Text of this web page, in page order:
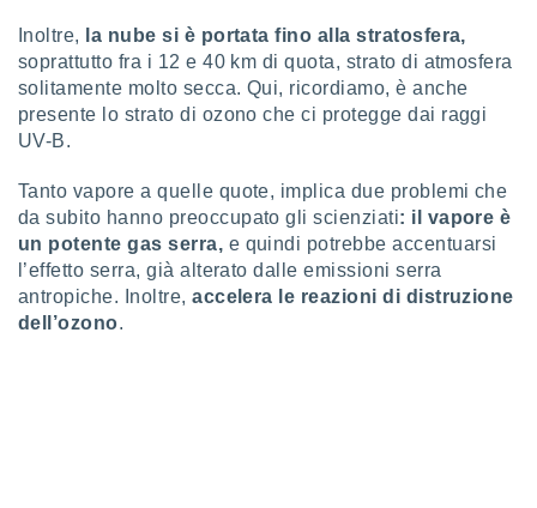
o
non
dei
Inoltre,
la nube si è portata fino alla stratosfera,
soprattutto fra i 12 e 40 km di quota, strato di atmosfera
solitamente molto secca. Qui, ricordiamo, è anche
presente lo strato di ozono che ci protegge dai raggi
UV-B.
Tanto vapore a quelle quote, implica due problemi che
da subito hanno preoccupato gli scienziati: il vapore è
un potente gas serra, e quindi potrebbe accentuarsi
l’effetto serra, già alterato dalle emissioni serra
antropiche. Inoltre,accelera le reazioni di distruzione
dell’ozono.